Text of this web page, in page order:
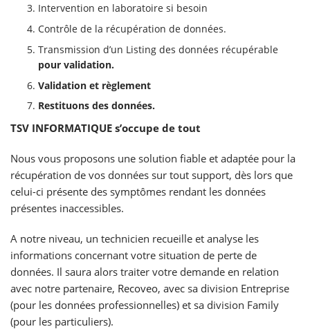
Intervention en laboratoire si besoin
Contrôle de la récupération de données.
Transmission d’un Listing des données récupérable
pour validation.
Validation et règlement
Restituons des données.
TSV INFORMATIQUE s’occupe de tout
Nous vous proposons une solution fiable et adaptée pour la
récupération de vos données sur tout support, dès lors que
celui-ci présente des symptômes rendant les données
présentes inaccessibles.
A notre niveau, un technicien recueille et analyse les
informations concernant votre situation de perte de
données. Il saura alors traiter votre demande en relation
avec notre partenaire, Recoveo, avec sa division Entreprise
(pour les données professionnelles) et sa division Family
(pour les particuliers).